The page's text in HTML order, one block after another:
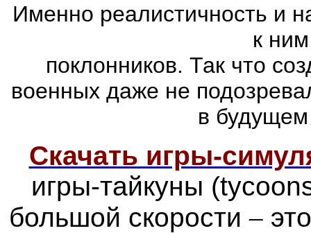
Именно реалистичность и
к
поклонников. Так что
военных даже не
в будущем
Скачать игры-
игры-тайкуны
большой скорости–